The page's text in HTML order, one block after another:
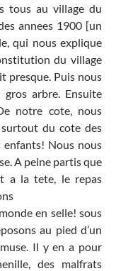
tous au village du
annees 1900 [un
qui nous explique
du village
presque. Puis nous
gros arbre. Ensuite
notre cote, nous
du cote des
enfants! Nous nous
A peine partis que
a la tete, le repas
en selle! sous
au pied d’un
Il y en a pour
des malfrats